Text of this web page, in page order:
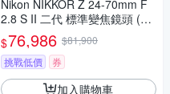
Nikon NIKKOR Z 24-70mm F
2.8 S II 二代 標準變焦鏡頭 (公
司貨)
$76,986 $81,900
挑戰低價
券
加入購物車